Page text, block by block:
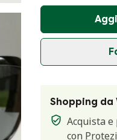
Shopping da
Acquista
con